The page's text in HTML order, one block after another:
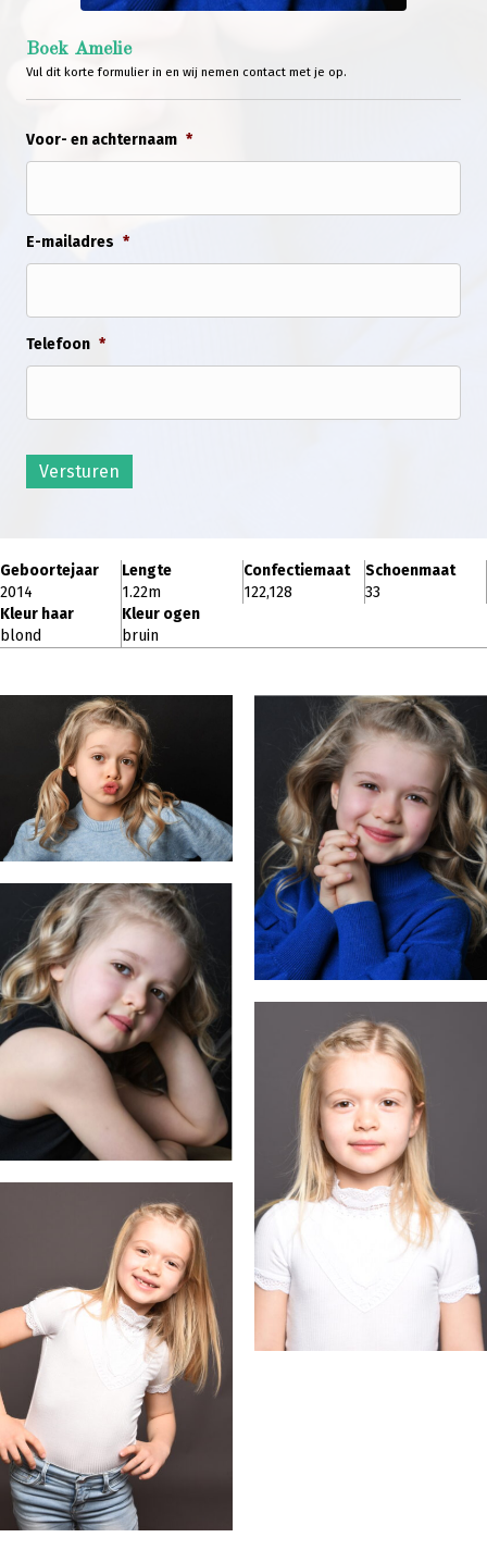
Boek Amelie
Vul dit korte formulier in en wij nemen contact met je op.
Voor- en achternaam *
E-mailadres *
Telefoon *
Versturen
Geboortejaar
2014
Lengte
1.22m
Confectiemaat
122,128
Schoenmaat
33
Kleur haar
blond
Kleur ogen
bruin